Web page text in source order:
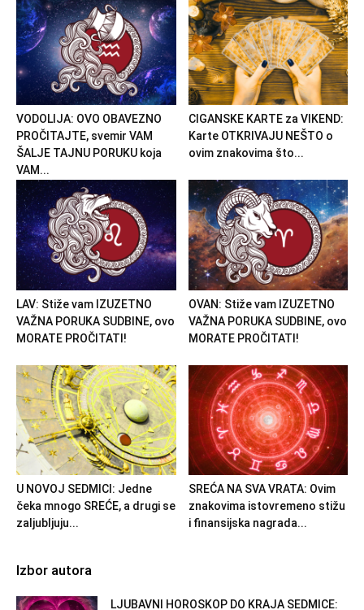
VODOLIJA: OVO OBAVEZNO
PROČITAJTE, svemir VAM
ŠALJE TAJNU PORUKU koja
VAM...
CIGANSKE KARTE za VIKEND:
Karte OTKRIVAJU NEŠTO o
ovim znakovima što...
LAV: Stiže vam IZUZETNO
VAŽNA PORUKA SUDBINE, ovo
MORATE PROČITATI!
OVAN: Stiže vam IZUZETNO
VAŽNA PORUKA SUDBINE, ovo
MORATE PROČITATI!
U NOVOJ SEDMICI: Jedne
čeka mnogo SREĆE, a drugi se
zaljubljuju...
SREĆA NA SVA VRATA: Ovim
znakovima istovremeno stižu
i finansijska nagrada...
Izbor autora
LJUBAVNI HOROSKOP DO KRAJA SEDMICE: